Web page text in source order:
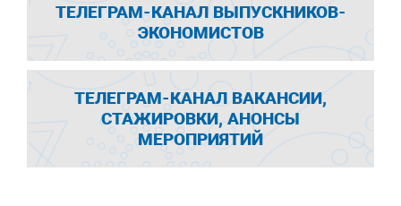
ТЕЛЕГРАМ-КАНАЛ ВЫПУСКНИКОВ-
ЭКОНОМИСТОВ
ТЕЛЕГРАМ-КАНАЛ ВАКАНСИИ,
СТАЖИРОВКИ, АНОНСЫ
МЕРОПРИЯТИЙ